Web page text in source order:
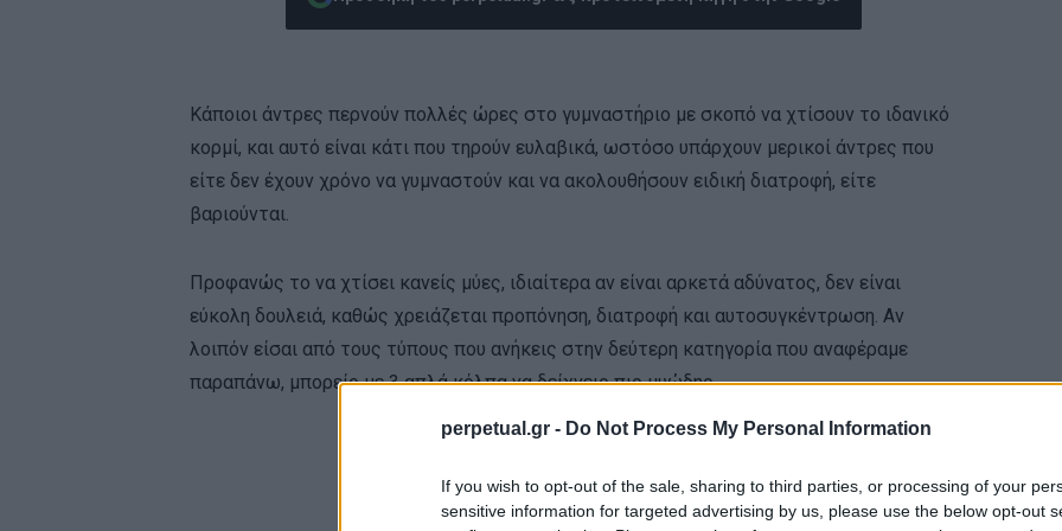
perpetual.gr - Do Not Process My Personal Information
If you wish to opt-out of the sale, sharing to third parties, or processing of your
sensitive information for targeted advertising by us, please use the below opt-out
Κάποιοι άντρες περνούν πολλές ώρες στο γυμναστήριο με σκοπό να χτίσουν το ιδανικό
κορμί, και αυτό είναι κάτι που τηρούν ευλαβικά, ωστόσο υπάρχουν μερικοί άντρες που
είτε δεν έχουν χρόνο να γυμναστούν και να ακολουθήσουν ειδική διατροφή, είτε
βαριούνται.
Προφανώς το να χτίσει κανείς μύες, ιδιαίτερα αν είναι αρκετά αδύνατος, δεν είναι
εύκολη δουλειά, καθώς χρειάζεται προπόνηση, διατροφή και αυτοσυγκέντρωση. Αν
λοιπόν είσαι από τους τύπους που ανήκεις στην δεύτερη κατηγορία που αναφέραμε
παραπάνω, μπορείς με 3 απλά κόλπα να δείχνεις πιο μυώδης.